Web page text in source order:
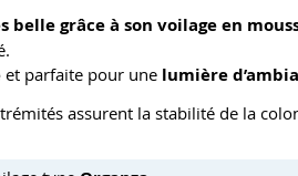
belle grâce à son voilage en
et parfaite pour une lumière
assurent la stabilité de la